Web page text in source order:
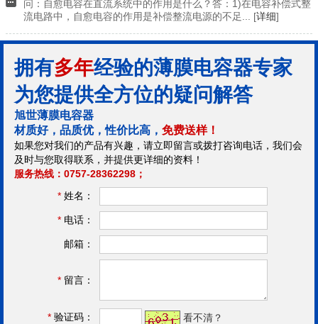
问：自愈电容在直流系统中的作用是什么？答：1)在电容补偿式整
流电路中，自愈电容的作用是补偿整流电源的不足... [详细]
拥有多年经验的薄膜电容器专家
为您提供全方位的疑问解答
旭世薄膜电容器
材质好，品质优，性价比高， 免费送样！
如果您对我们的产品有兴趣，请立即留言或拨打咨询电话，我们会
及时与您取得联系，并提供更详细的资料！
服务热线：0757-28362298；
* 姓名：
* 电话：
邮箱：
* 留言：
* 验证码： 看不清？